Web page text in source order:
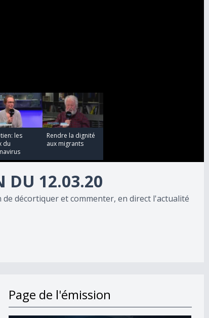
les
du
Rendre la dignité
aux migrants
DU 12.03.20
de décortiquer et commenter, en direct l'actualité
Page de l'émission